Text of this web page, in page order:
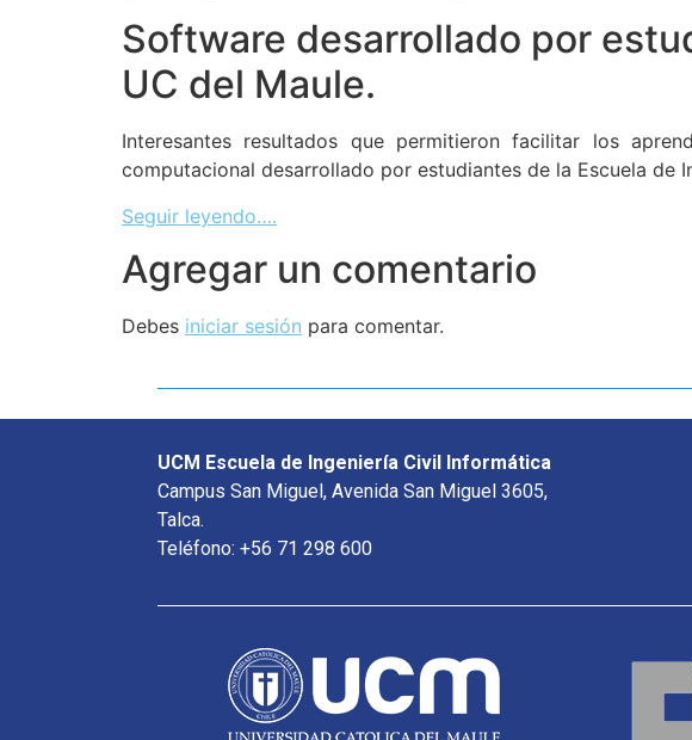
Software desarrollado por
UC del Maule.
Interesantes resultados que permitieron facilitar los
computacional desarrollado por estudiantes de la Escuela de
Seguir leyendo….
Agregar un comentario
Debes iniciar sesión para comentar.
UCM Escuela de Ingeniería Civil Informática
Campus San Miguel, Avenida San Miguel 3605,
Talca.
Teléfono: +56 71 298 600